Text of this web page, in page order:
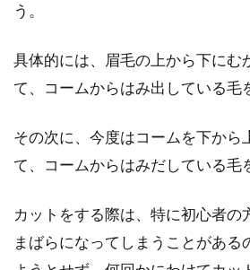
う。
具体的には、眉毛の上から下にむ
て、コームからはみ出している毛
その次に、今度はコームを下から
て、コームからはみだしている毛
カットをする際は、特に初心者の
まばらになってしまうことがある